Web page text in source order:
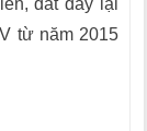
đất đấy lại
từ năm 2015